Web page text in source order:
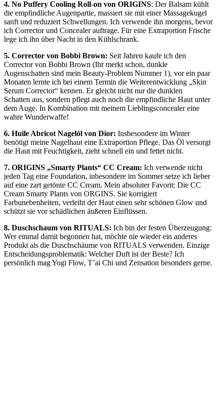
4. No Puffery Cooling Roll-on von ORIGINS: Der Balsam kühlt
die empfindliche Augenpartie, massiert sie mit einer Massagekugel
sanft und reduziert Schwellungen. Ich verwende ihn morgens, bevor
ich Corrector und Concealer auftrage. Für eine Extraportion Frische
lege ich ihn über Nacht in den Kühlschrank.
5. Corrector von Bobbi Brown: Seit Jahren kaufe ich den
Corrector von Bobbi Brown (Ihr merkt schon, dunkle
Augenschatten sind mein Beauty-Problem Nummer 1), vor ein paar
Monaten lernte ich bei einem Termin die Weiterentwicklung „Skin
Serum Corrector“ kennen. Er gleicht nicht nur die dunklen
Schatten aus, sondern pflegt auch noch die empfindliche Haut unter
dem Auge. In Kombination mit meinem Lieblingsconcealer eine
wahre Wunderwaffe!
6. Huile Abricot Nagelöl von Dior: Insbesondere im Winter
benötigt meine Nagelhaut eine Extraportion Pflege. Das Öl versorgt
die Haut mit Feuchtigkeit, zieht schnell ein und fettet nicht.
7. ORIGINS „Smarty Plants“ CC Cream: Ich verwende nicht
jeden Tag eine Foundation, inbesondere im Sommer setze ich lieber
auf eine zart getönte CC Cream. Mein absoluter Favorit: Die CC
Cream Smarty Plants von ORGINS. Sie korrigiert
Farbunebenheiten, verleiht der Haut einen sehr schönen Glow und
schützt sie vor schädlichen äußeren Einflüssen.
8. Duschschaum von RITUALS: Ich bin der festen Überzeugung:
Wer einmal damit begonnen hat, möchte nie wieder ein anderes
Produkt als die Duschschäume von RITUALS verwenden. Einzige
Entscheidungsproblematik: Welcher Duft ist der Beste? Ich
persönlich mag Yogi Flow, T’ai Chi und Zensation besonders gerne.